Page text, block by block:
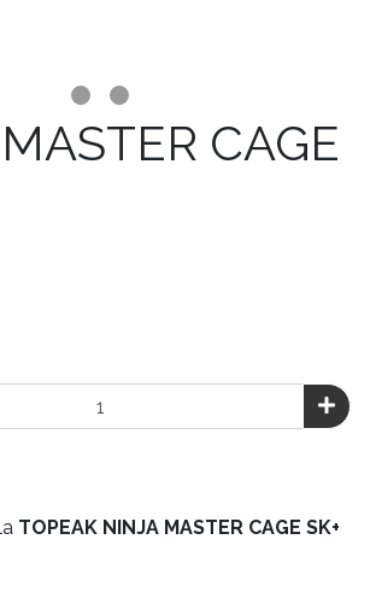
CAGE
TOPEAK NINJA MASTER CAGE SK+